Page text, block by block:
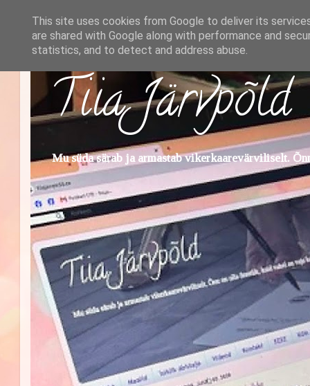
Tiia Järvpõld
Mu süda särab ja armastab vikerkaarevärviliselt.
This site uses cookies from Google to deliver its
are shared with Google along with performance and
statistics, and to detect and address abuse.